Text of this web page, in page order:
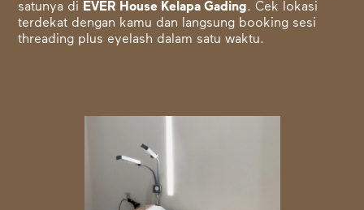
satunya di EVER House Kelapa Gading. Cek lokasi
terdekat dengan kamu dan langsung booking sesi
threading plus eyelash dalam satu waktu.